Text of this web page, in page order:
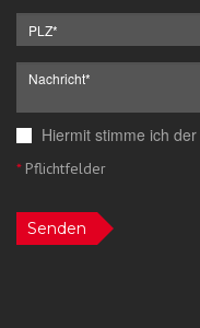
Hiermit stimme ich der
*Pflichtfelder
Senden